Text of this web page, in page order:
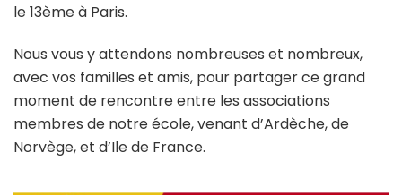
le 13ème à Paris.
Nous vous y attendons nombreuses et nombreux,
avec vos familles et amis, pour partager ce grand
moment de rencontre entre les associations
membres de notre école, venant d’Ardèche, de
Norvège, et d’Ile de France.